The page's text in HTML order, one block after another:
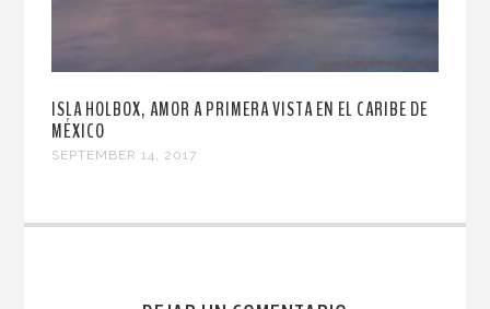
ISLA HOLBOX, AMOR A PRIMERA VISTA EN EL CARIBE DE
MÉXICO
SEPTEMBER 14, 2017